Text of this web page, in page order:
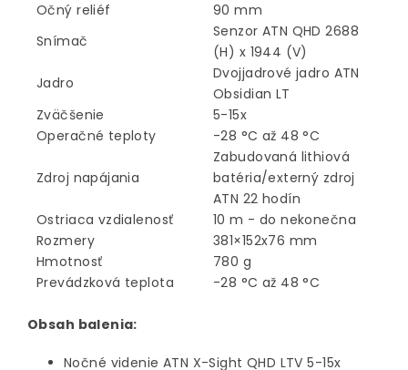
Očný reliéf
90 mm
Snímač
Senzor ATN QHD 2688
(H) x 1944 (V)
Jadro
Dvojjadrové jadro ATN
Obsidian LT
Zväčšenie
5-15x
Operačné teploty
-28 °C až 48 °C
Zdroj napájania
Zabudovaná lithiová
batéria/externý zdroj
ATN 22 hodín
Ostriaca vzdialenosť
10 m - do nekonečna
Rozmery
381×152x76 mm
Hmotnosť
780 g
Prevádzková teplota
-28 °C až 48 °C
Obsah balenia:
Nočné videnie ATN X-Sight QHD LTV 5-15x